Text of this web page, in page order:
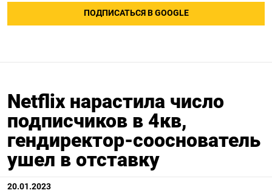
ПОДПИСАТЬСЯ В GOOGLE
Netflix нарастила число
подписчиков в 4кв,
гендиректор-сооснователь
ушел в отставку
20.01.2023